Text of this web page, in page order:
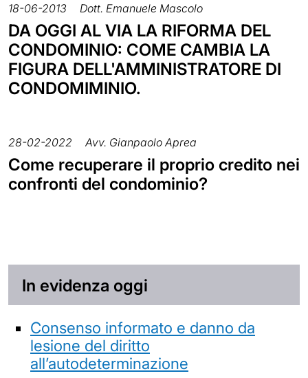
18-06-2013 Dott. Emanuele Mascolo
DA OGGI AL VIA LA RIFORMA DEL
CONDOMINIO: COME CAMBIA LA
FIGURA DELL'AMMINISTRATORE DI
CONDOMIMINIO.
28-02-2022 Avv. Gianpaolo Aprea
Come recuperare il proprio credito nei
confronti del condominio?
In evidenza oggi
Consenso informato e danno da
lesione del diritto
all’autodeterminazione